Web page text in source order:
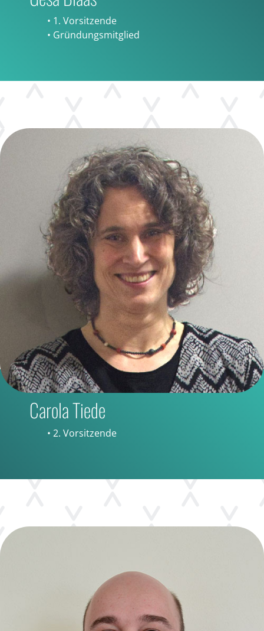
• 1. Vorsitzende
• Gründungsmitglied
Carola Tiede
• 2. Vorsitzende